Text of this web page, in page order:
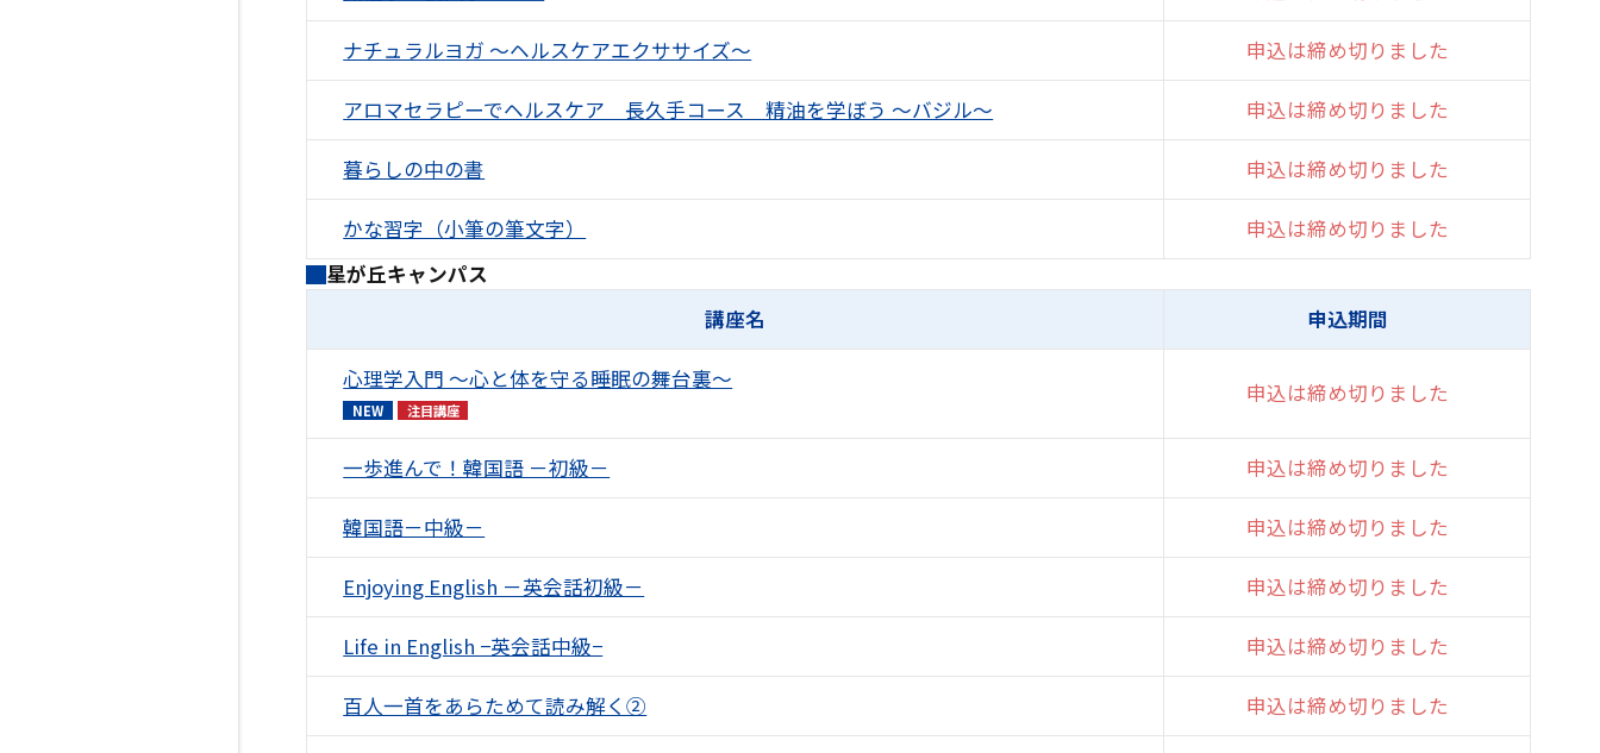
ナチュラルヨガ ～ヘルスケアエクササイズ～ 申込は締め切りました
アロマセラピーでヘルスケア 長久手コース 精油を学ぼう ～バジル～ 申込は締め切りました
暮らしの中の書 申込は締め切りました
かな習字（小筆の筆文字）
申込は締め切りました
星が丘キャンパス
講座名
申込期間
心理学入門 ～心と体を守る睡眠の舞台裏～
NEW 注目講座
申込は締め切りました
一歩進んで！韓国語 －初級－ 申込は締め切りました
韓国語－中級－ 申込は締め切りました
Enjoying English －英会話初級－ 申込は締め切りました
Life in English −英会話中級− 申込は締め切りました
百人一首をあらためて読み解く② 申込は締め切りました